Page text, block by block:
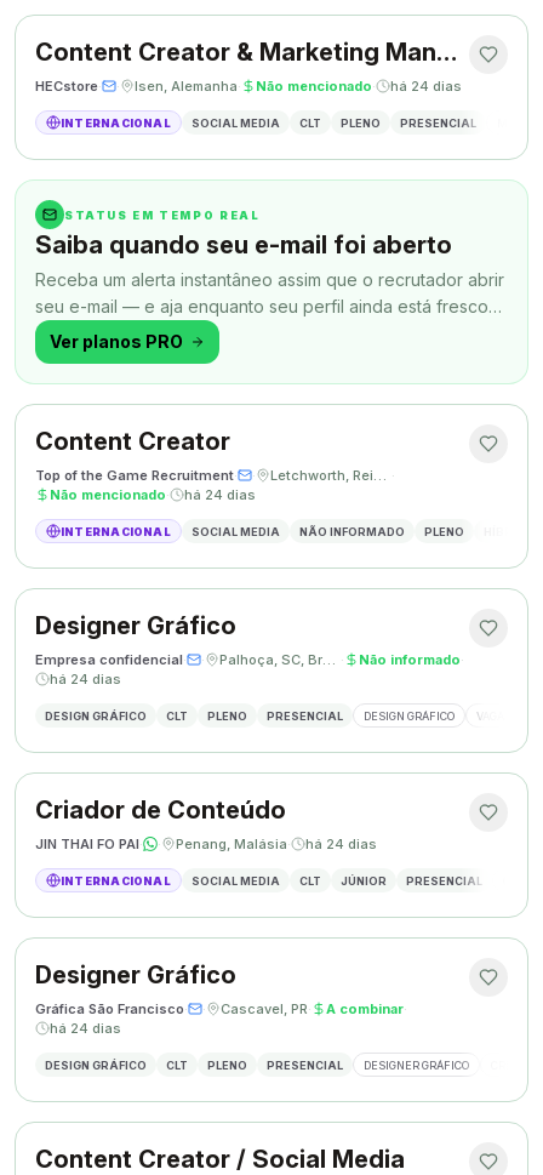
Content Creator & Marketing Manager
HECstore· · Isen, Alemanha· Não mencionado· há 24 dias
INTERNACIONAL SOCIAL MEDIA CLT PLENO PRESENCIAL
STATUS EM TEMPO REAL
Saiba quando seu e-mail foi aberto
Receba um alerta instantâneo assim que o recrutador abrir
seu e-mail — e aja enquanto seu perfil ainda está fresco
na memória.
Ver planos PRO
Content Creator
Top of the Game Recruitment· · Letchworth, Reino Unido ·
Não mencionado· há 24 dias
INTERNACIONAL SOCIAL MEDIA NÃO INFORMADO PLENO
Designer Gráfico
Empresa confidencial· · Palhoça, SC, Brasil · Não informado·
há 24 dias
DESIGN GRÁFICO CLT PLENO PRESENCIAL DESIGN GRÁFICO VAGA
Criador de Conteúdo
JIN THAI FO PAI· · Penang, Malásia· há 24 dias
INTERNACIONAL SOCIAL MEDIA CLT JÚNIOR PRESENCIAL
Designer Gráfico
Gráfica São Francisco· · Cascavel, PR· A combinar·
há 24 dias
DESIGN GRÁFICO CLT PLENO PRESENCIAL DESIGNER GRÁFICO
Content Creator / Social Media